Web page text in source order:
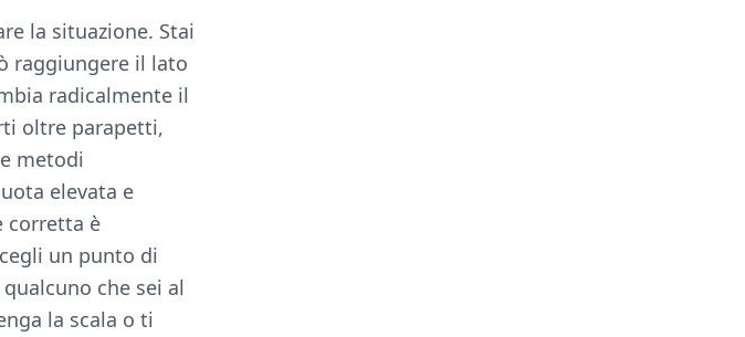
la situazione. Stai
raggiungere il lato
radicalmente il
oltre parapetti,
metodi
elevata e
corretta è
un punto di
che sei al
la scala o ti